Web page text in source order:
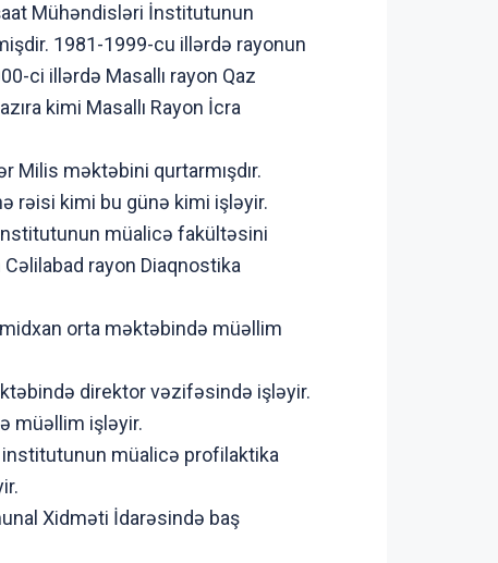
Mühəndisləri İnstitutunun
1981-1999-cu illərdə rayonun
ci illərdə Masallı rayon Qaz
kimi Masallı Rayon İcra
Milis məktəbini qurtarmışdır.
rəisi kimi bu günə kimi işləyir.
müalicə fakültəsini
rayon Diaqnostika
orta məktəbində müəllim
direktor vəzifəsində işləyir.
müəllim işləyir.
müalicə profilaktika
Xidməti İdarəsində baş